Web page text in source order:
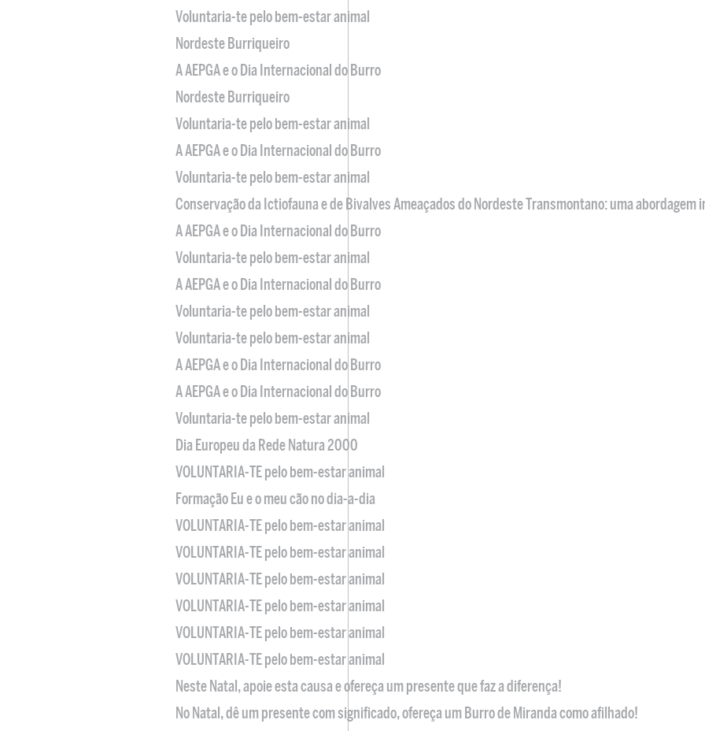
Voluntaria-te pelo bem-estar animal
Nordeste Burriqueiro
A AEPGA e o Dia Internacional do Burro
Nordeste Burriqueiro
Voluntaria-te pelo bem-estar animal
A AEPGA e o Dia Internacional do Burro
Voluntaria-te pelo bem-estar animal
Conservação da Ictiofauna e de Bivalves Ameaçados do Nordeste Transmontano: uma abordagem
A AEPGA e o Dia Internacional do Burro
Voluntaria-te pelo bem-estar animal
A AEPGA e o Dia Internacional do Burro
Voluntaria-te pelo bem-estar animal
Voluntaria-te pelo bem-estar animal
A AEPGA e o Dia Internacional do Burro
A AEPGA e o Dia Internacional do Burro
Voluntaria-te pelo bem-estar animal
Dia Europeu da Rede Natura 2000
VOLUNTARIA-TE pelo bem-estar animal
Formação Eu e o meu cão no dia-a-dia
VOLUNTARIA-TE pelo bem-estar animal
VOLUNTARIA-TE pelo bem-estar animal
VOLUNTARIA-TE pelo bem-estar animal
VOLUNTARIA-TE pelo bem-estar animal
VOLUNTARIA-TE pelo bem-estar animal
VOLUNTARIA-TE pelo bem-estar animal
Neste Natal, apoie esta causa e ofereça um presente que faz a diferença!
No Natal, dê um presente com significado, ofereça um Burro de Miranda como afilhado!